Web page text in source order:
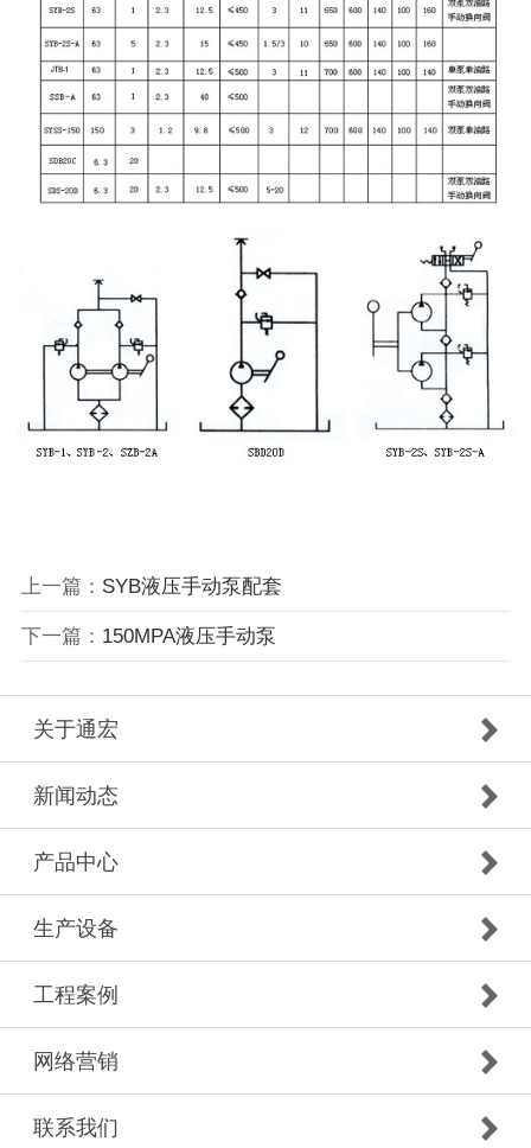
上一篇： SYB液压手动泵配套
下一篇： 150MPA液压手动泵
关于通宏
新闻动态
产品中心
生产设备
工程案例
网络营销
联系我们